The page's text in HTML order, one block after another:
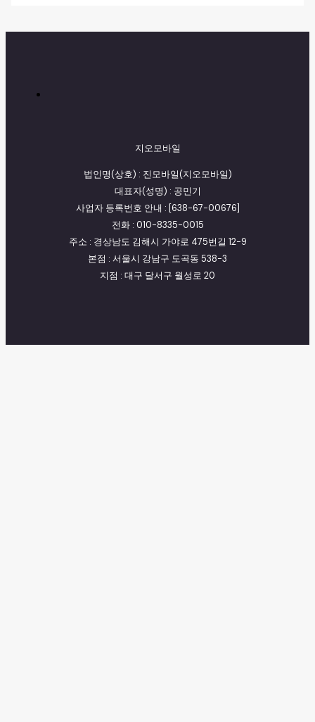
지오모바일
법인명(상호) : 진모바일(지오모바일)
대표자(성명) : 공민기
사업자 등록번호 안내 : [638-67-00676]
전화 : 010-8335-0015
주소 : 경상남도 김해시 가야로 475번길 12-9
본점 : 서울시 강남구 도곡동 538-3
지점 : 대구 달서구 월성로 20